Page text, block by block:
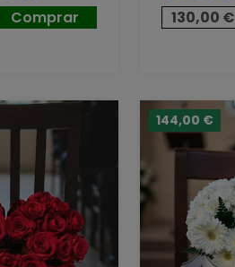
Comprar
130,00 €
144,00 €